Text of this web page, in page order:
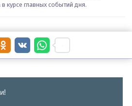
в курсе главных событий дня.